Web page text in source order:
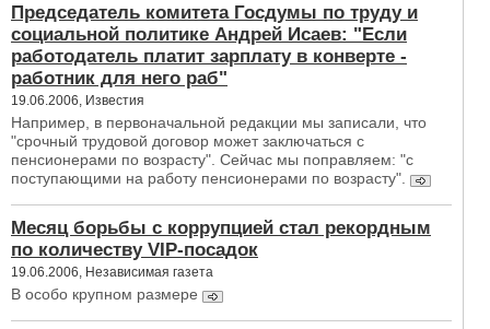
Председатель комитета Госдумы по труду и
социальной политике Андрей Исаев: "Если
работодатель платит зарплату в конверте -
работник для него раб"
19.06.2006, Известия
Например, в первоначальной редакции мы записали, что
"срочный трудовой договор может заключаться с
пенсионерами по возрасту". Сейчас мы поправляем: "с
поступающими на работу пенсионерами по возрасту".
Месяц борьбы с коррупцией стал рекордным
по количеству VIP-посадок
19.06.2006, Независимая газета
В особо крупном размере